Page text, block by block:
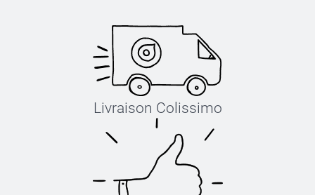
Livraison Colissimo